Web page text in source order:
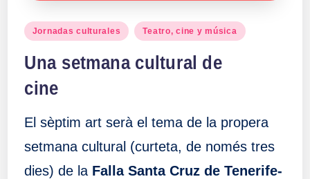
Publicado
Jornadas culturales Teatro, cine y música
Una setmana cultural de
cine
El sèptim art serà el tema de la propera
setmana cultural (curteta, de només tres
dies) de la Falla Santa Cruz de Tenerife-